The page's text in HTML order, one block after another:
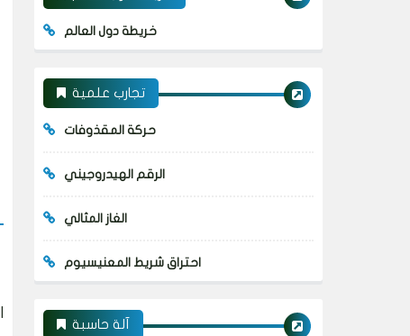
خريطة دول العالم
تجارب علمية
حركة المقذوفات
الرقم الهيدروجيني
الغاز المثالي
احتراق شريط المعنيسيوم
آلة حاسبة